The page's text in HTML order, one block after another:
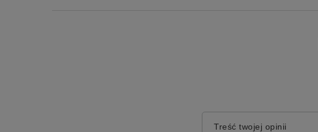
Treść twojej opinii